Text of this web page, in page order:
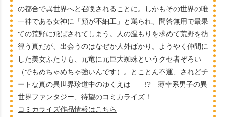
の都合で異世界へと召喚されることに。しかもその世界の唯
一神である女神に「顔が不細工」と罵られ、問答無用で最果
ての荒野に飛ばされてしまう。人の温もりを求めて荒野を彷
徨う真だが、出会うのはなぜか人外ばかり。ようやく仲間に
した美女ふたりも、元竜に元巨大蜘蛛というクセ者ぞろい
（でもめちゃめちゃ強いんです）。とことん不運、されどチ
ートな真の異世界珍道中のゆくえは――!? 薄幸系男子の異
世界ファンタジー、待望のコミカライズ！
コミカライズ作品情報はこちら